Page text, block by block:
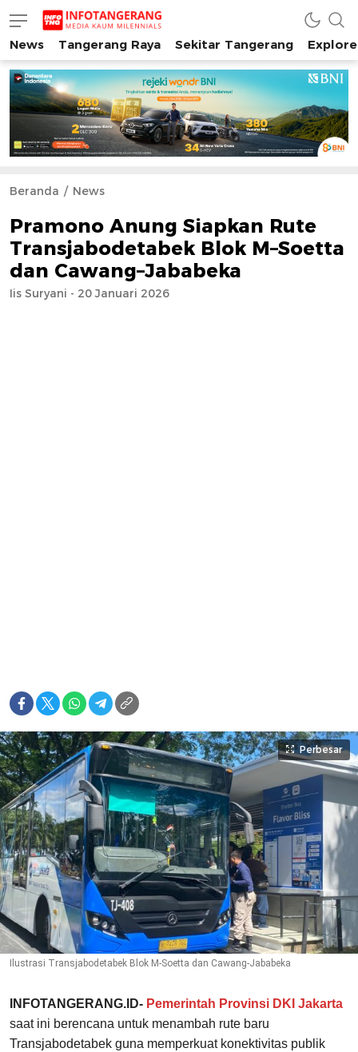
INFO TANGERANG
Media Kaum Millenials Tangerang Raya
News Tangerang Raya Sekitar Tangerang
Beranda News
Pramono Anung Siapkan Rute
Transjabodetabek Blok M–Soetta
dan Cawang–Jababeka
Iis Suryani - 20 Januari 2026
Perbesar
Ilustrasi Transjabodetabek Blok M-Soetta dan Cawang-Jababeka
INFOTANGERANG.ID- Pemerintah Provinsi DKI Jakarta
saat ini berencana untuk menambah rute baru
Transjabodetabek guna memperkuat konektivitas publik